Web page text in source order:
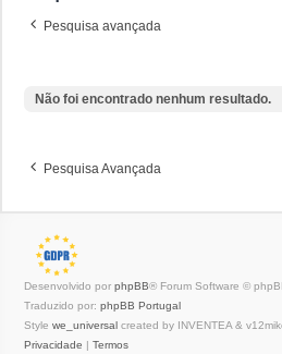
Pesquisa avançada
Não foi encontrado nenhum resultado.
Pesquisa Avançada
Desenvolvido por phpBB® Forum Software ©
Traduzido por: phpBB Portugal
Style we_universal created by INVENTEA &
Privacidade | Termos